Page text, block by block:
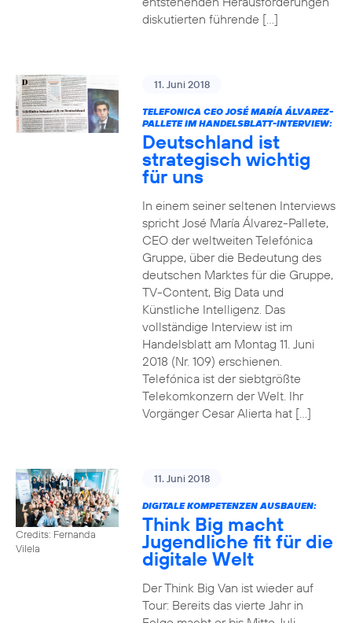
diskutierten führende […]
11. Juni 2018
TELEFONICA CEO JOSÉ MARÍA ÁLVAREZ-
PALLETE IM HANDELSBLATT-INTERVIEW:
Deutschland ist
strategisch wichtig
für uns
In einem seiner seltenen Interviews
spricht José María Álvarez-Pallete,
CEO der weltweiten Telefónica
Gruppe, über die Bedeutung des
deutschen Marktes für die Gruppe,
TV-Content, Big Data und
Künstliche Intelligenz. Das
vollständige Interview ist im
Handelsblatt am Montag 11. Juni
2018 (Nr. 109) erschienen.
Telefónica ist der siebtgrößte
Telekomkonzern der Welt. Ihr
Vorgänger Cesar Alierta hat […]
Credits: Fernanda
Vilela
11. Juni 2018
DIGITALE KOMPETENZEN AUSBAUEN:
Think Big macht
Jugendliche fit für die
digitale Welt
Der Think Big Van ist wieder auf
Tour: Bereits das vierte Jahr in